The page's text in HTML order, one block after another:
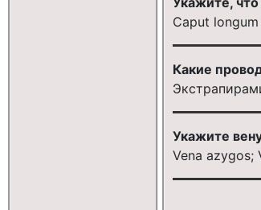
Caput
Какие
Укажите
Vena azygos;